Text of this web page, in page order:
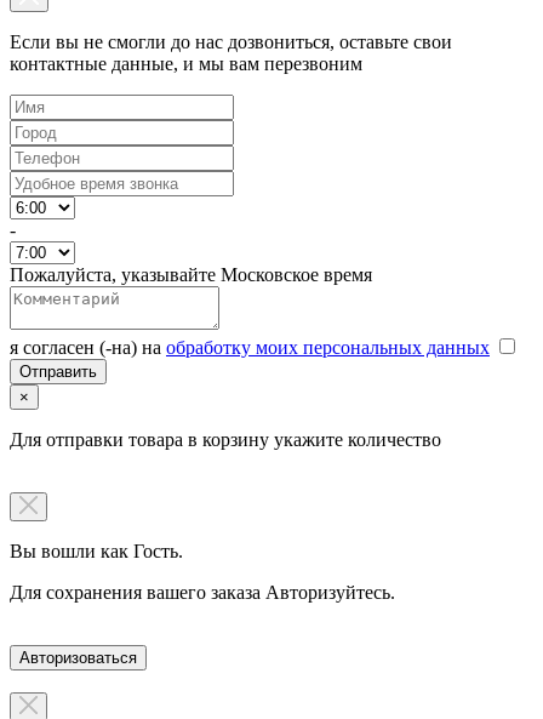
Если вы не смогли до нас дозвониться, оставьте свои
контактные данные, и мы вам перезвоним
-
Пожалуйста, указывайте Московское время
я согласен (-на) на обработку моих персональных данных
×
Для отправки товара в корзину укажите количество
Вы вошли как Гость.
Для сохранения вашего заказа Авторизуйтесь.
Авторизоваться